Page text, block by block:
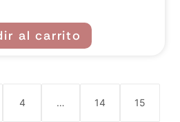
al carrito
4 … 14 15